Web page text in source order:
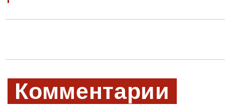
Комментарии